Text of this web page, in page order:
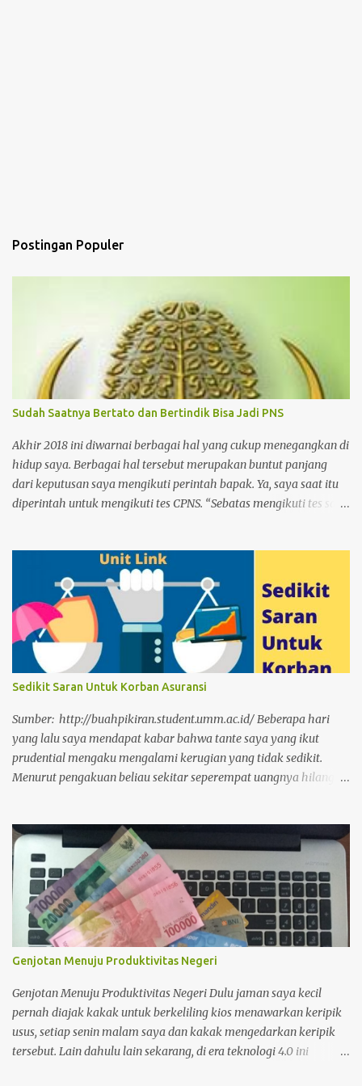
Postingan Populer
Sudah Saatnya Bertato dan Bertindik Bisa Jadi PNS
Akhir 2018 ini diwarnai berbagai hal yang cukup menegangkan di
hidup saya. Berbagai hal tersebut merupakan buntut panjang
dari keputusan saya mengikuti perintah bapak. Ya, saya saat itu
diperintah untuk mengikuti tes CPNS. “Sebatas mengikuti tes saja,
Saya berkemungkinan besar lolos tes dan saya memilih
penempatan di Universitas Papua. Karena sekali lagi niat saya
hanya sebatas mengikuti tes, bukan untuk lolos. Perlahan tapi
pasti hasil tes tersebut mengubah hidup saya, yang awalnya akan
menjadi pemilik sekaligus penjaga toko kini harus mengubah
kiblat menjadi pegawai. Tentunya tak semudah mengubah kiblat
sholat dari Baitul Maqdis ke Mekkah. Karena sudah terlampau
bukankah berubah dan beradaptasi adalah cara bertahan hidup
menurut Prof. Rhenald Kasali. Yg menyebabkan P1/TMS apa ya
min? — Bunga ...
Sedikit Saran Untuk Korban Asuransi
Sumber: http://buahpikiran.student.umm.ac.id/ Beberapa hari
yang lalu saya mendapat kabar bahwa tante saya yang ikut
prudential mengaku mengalami kerugian yang tidak sedikit.
Menurut pengakuan beliau sekitar seperempat uangnya hilang.
kebakaran jenggot. Ditengarai ia juga memakai asuransi
prudential dan takut menderita kerugian yang sama dengan
tante. Sebagai informasi, kedua orang tersebut panik dan
bercerita kepada saya hanya karena saya juga pemegang polis
asuransi prudential. Sepertinya mereka sama sekali tidak pernah
melihat tulisan saya tentang finansial, jadi kepanikan mereka
lebih kepada untuk menakut-nakuti saya terkait kerugian yang
mereka derita. Lebih tepatnya bukan menakut-nakuti tapi
mengambilkan sedikit pelajaran pahit dari pengalaman mereka
untuk saya. Setelah itu saya mencoba untuk menyadarkan
mereka, dengan perhitungan matematik sesuai d...
Genjotan Menuju Produktivitas Negeri
Genjotan Menuju Produktivitas Negeri Dulu jaman saya kecil
pernah diajak kakak untuk berkeliling kios menawarkan keripik
usus, setiap senin malam saya dan kakak mengedarkan keripik
tersebut. Lain dahulu lain sekarang, di era teknologi 4.0 ini